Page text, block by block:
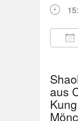
aus